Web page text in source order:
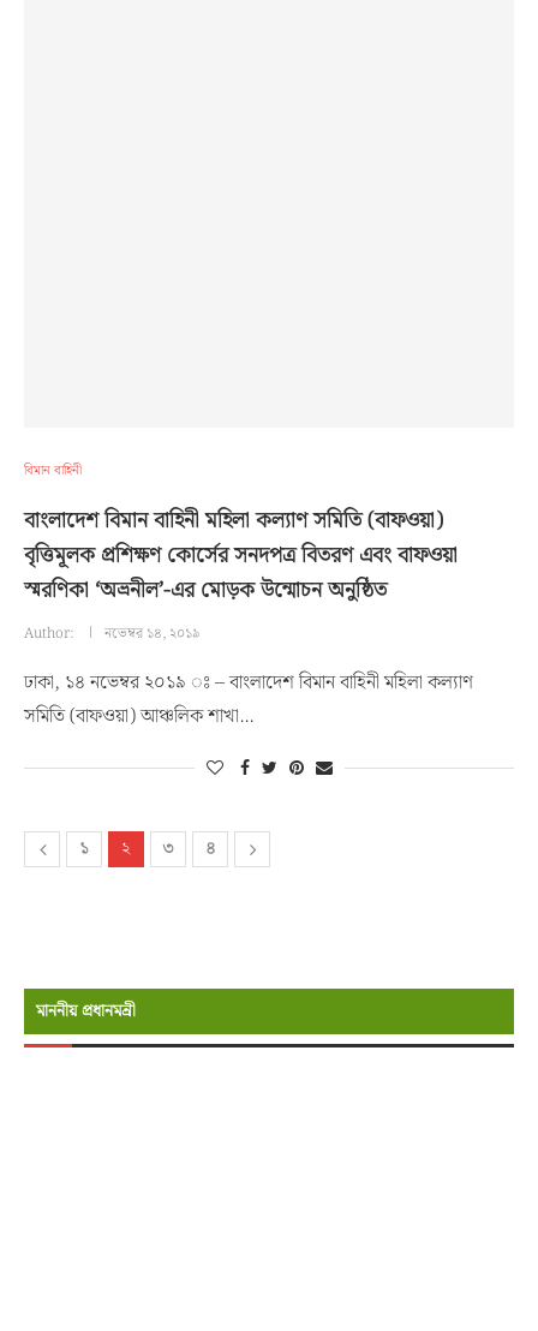
বিমান বাহিনী
বাংলাদেশ বিমান বাহিনী মহিলা কল্যাণ সমিতি (বাফওয়া)
বৃত্তিমূলক প্রশিক্ষণ কোর্সের সনদপত্র বিতরণ এবং বাফওয়া
স্মরণিকা ‘অভ্রনীল’-এর মোড়ক উন্মোচন অনুষ্ঠিত
Author: নভেম্বর ১৪, ২০১৯
ঢাকা, ১৪ নভেম্বর ২০১৯ ঃ – বাংলাদেশ বিমান বাহিনী মহিলা কল্যাণ
সমিতি (বাফওয়া) আঞ্চলিক শাখা…
১ ২ ৩ ৪
মাননীয় প্রধানমন্রী